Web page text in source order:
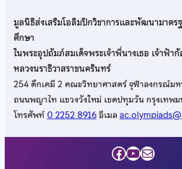
มูลนิธิส่งเสริมโอลิมปิกวิชาการและพัฒนามาตร
ศึกษา
ในพระอุปถัมภ์สมเด็จพระเจ้าพี่นางเธอ เจ้าฟ้
หลวงนราธิวาสราชนครินทร์
254 ตึกเคมี 2 คณะวิทยาศาสตร์ จุฬาลงกรณ์ม
ถนนพญาไท แขวงวังใหม่ เขตปทุมวัน กรุงเทพ
โทรศัพท์0 2252 8916อีเมล
Facebook
YouTube
Mail